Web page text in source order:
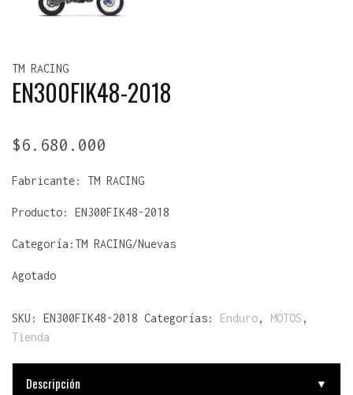
TM RACING
EN300FIK48-2018
$6.680.000
Fabricante: TM RACING
Producto: EN300FIK48-2018
Categoría:TM RACING/Nuevas
Agotado
SKU: EN300FIK48-2018 Categorías: Enduro, MOTOS ,
Tienda
Descripción ▼